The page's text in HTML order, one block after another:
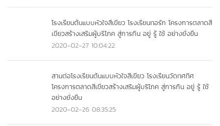
โรงเรียนต้นแบบหัวใจสีเขียว โรงเรียนทอรัก โครงการตลาดสี
เขียวสร้างเสริมผู้บริโภค สู่การกิน อยู่ รู้ ใช้ อย่างยั่งยืน
2020-02-27 10:04:22
สานต่อโรงเรียนต้นแบบหัวใจสีเขียว โรงเรียนวัดทศทิศ
โครงการตลาดสีเขียวสร้างเสริมผู้บริโภค สู่การกิน อยู่ รู้ ใช้
อย่างยั่งยืน
2020-02-26 08:35:25